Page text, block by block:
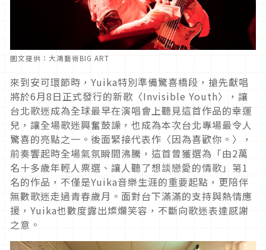
圖文提供：大鴻藝術BIG ART
來到安可環節時，Yuika特別準備驚喜橋段，搶先獻唱
將於6月8日正式發行的新歌〈Invisible Youth〉，讓
台北歌迷成為全球最早在演唱會上聽見這首作品的幸運
兒，讓全場歌迷興奮鼓譟，也成為本次台北專場最令人
驚喜的亮點之一。後面緊接代表作〈因為喜歡你。〉，
前奏響起時全場氣氛瞬間沸騰，這首曾獲選為「由2萬
名十多歲年輕人票選、讓人聽了想談戀愛的情歌」第1
名的作品，不僅是Yuika音樂生涯的重要起點，更陪伴
無數歌迷走過青春歲月。面對台下滿滿的支持與熱情應
援，Yuika也數度露出燦爛笑容，不斷向歌迷表達感謝
之意。